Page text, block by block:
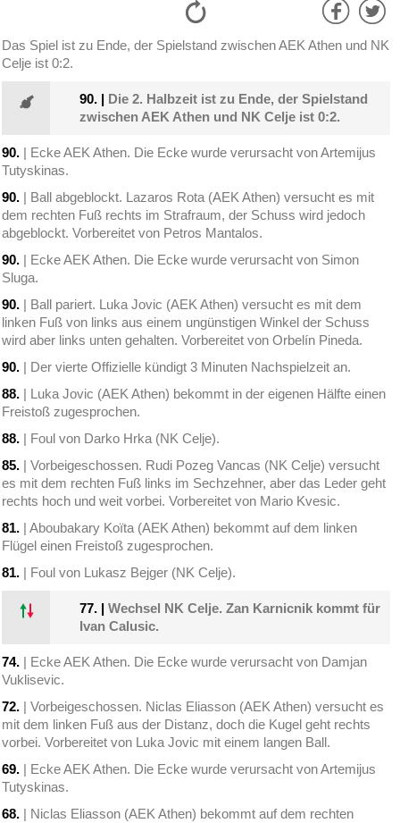
Das Spiel ist zu Ende, der Spielstand zwischen AEK Athen und NK
Celje ist 0:2.
90. | Die 2. Halbzeit ist zu Ende, der Spielstand
zwischen AEK Athen und NK Celje ist 0:2.
90. | Ecke AEK Athen. Die Ecke wurde verursacht von Artemijus
Tutyskinas.
90. | Ball abgeblockt. Lazaros Rota (AEK Athen) versucht es mit
dem rechten Fuß rechts im Strafraum, der Schuss wird jedoch
abgeblockt. Vorbereitet von Petros Mantalos.
90. | Ecke AEK Athen. Die Ecke wurde verursacht von Simon
Sluga.
90. | Ball pariert. Luka Jovic (AEK Athen) versucht es mit dem
linken Fuß von links aus einem ungünstigen Winkel der Schuss
wird aber links unten gehalten. Vorbereitet von Orbelín Pineda.
90. | Der vierte Offizielle kündigt 3 Minuten Nachspielzeit an.
88. | Luka Jovic (AEK Athen) bekommt in der eigenen Hälfte einen
Freistoß zugesprochen.
88. | Foul von Darko Hrka (NK Celje).
85. | Vorbeigeschossen. Rudi Pozeg Vancas (NK Celje) versucht
es mit dem rechten Fuß links im Sechzehner, aber das Leder geht
rechts hoch und weit vorbei. Vorbereitet von Mario Kvesic.
81. | Aboubakary Koïta (AEK Athen) bekommt auf dem linken
Flügel einen Freistoß zugesprochen.
81. | Foul von Lukasz Bejger (NK Celje).
77. |Wechsel NK Celje. Zan Karnicnik kommt für
Ivan Calusic.
74. | Ecke AEK Athen. Die Ecke wurde verursacht von Damjan
Vuklisevic.
72. | Vorbeigeschossen. Niclas Eliasson (AEK Athen) versucht es
mit dem linken Fuß aus der Distanz, doch die Kugel geht rechts
vorbei. Vorbereitet von Luka Jovic mit einem langen Ball.
69. | Ecke AEK Athen. Die Ecke wurde verursacht von Artemijus
Tutyskinas.
68. | Niclas Eliasson (AEK Athen) bekommt auf dem rechten